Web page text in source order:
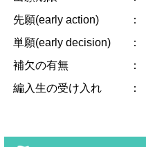
先願(early action) ：
単願(early decision) ：
補欠の有無 ：
編入生の受け入れ ：